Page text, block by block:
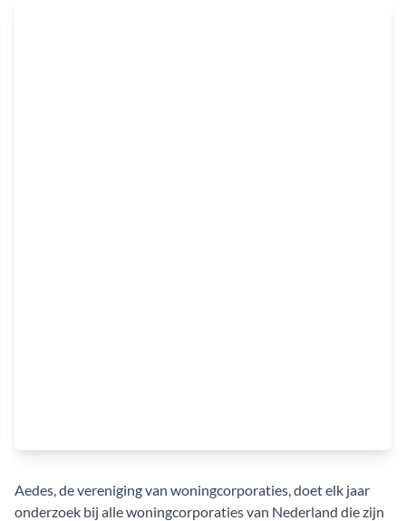
Aedes, de vereniging van woningcorporaties, doet elk jaar
onderzoek bij alle woningcorporaties van Nederland die zijn